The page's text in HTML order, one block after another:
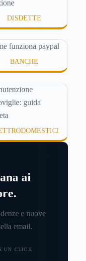
DISDETTE
BANCHE
ai
e nuove
email.
UN CLICK